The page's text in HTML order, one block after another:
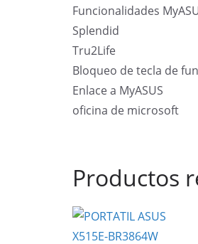
Funcionalidades
Splendid
Tru2Life
Bloqueo de tecla de
Enlace a MyASUS
oficina de microsoft
Productos